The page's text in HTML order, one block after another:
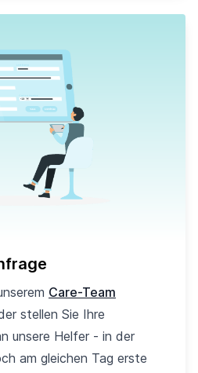
Care-Team
stellen Sie Ihre
unsere Helfer - in der
am gleichen Tag erste